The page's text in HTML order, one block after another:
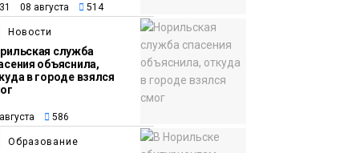
08 августа 514
Новости
служба
объяснила,
в городе взялся
586
Образование